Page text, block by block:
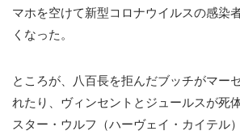
マホを空けて新型コロナウイルスの感染
くなった。
ところが、八百長を拒んだブッチがマー
れたり、ヴィンセントとジュールスが死
スター・ウルフ（ハーヴェイ・カイテル